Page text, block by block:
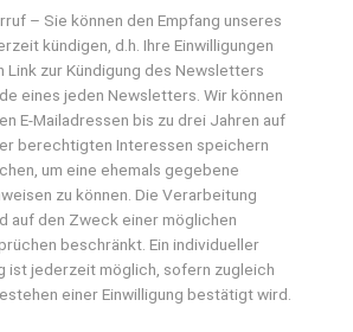
– Sie können den Empfang unseres
kündigen, d.h. Ihre Einwilligungen
Link zur Kündigung des Newsletters
eines jeden Newsletters. Wir können
E-Mailadressen bis zu drei Jahren auf
berechtigten Interessen speichern
um eine ehemals gegebene
zu können. Die Verarbeitung
auf den Zweck einer möglichen
beschränkt. Ein individueller
ist jederzeit möglich, sofern zugleich
einer Einwilligung bestätigt wird.